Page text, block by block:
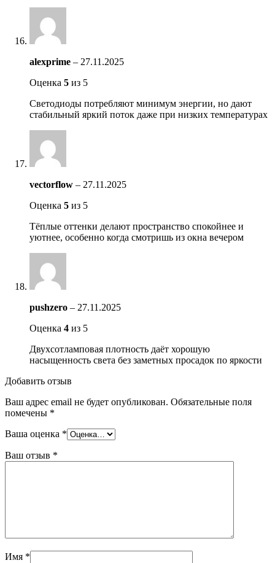
alexprime – 27.11.2025
Оценка 5 из 5
Светодиоды потребляют минимум энергии, но дают
стабильный яркий поток даже при низких температурах
vectorflow – 27.11.2025
Оценка 5 из 5
Тёплые оттенки делают пространство спокойнее и
уютнее, особенно когда смотришь из окна вечером
pushzero – 27.11.2025
Оценка 4 из 5
Двухсотламповая плотность даёт хорошую
насыщенность света без заметных просадок по яркости
Добавить отзыв
Ваш адрес email не будет опубликован. Обязательные поля
помечены *
Ваша оценка *
Ваш отзыв *
Имя *